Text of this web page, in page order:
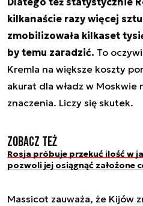
kilkanaście razy więcej
zmobilizowała kilkaset
by temu zaradzić. To
Kremla na większe koszty
akurat dla władz w Moskwie
znaczenia. Liczy się skutek.
Zobacz też
Rosja próbuje przekuć ilość w
pozwoli jej osiągnąć założone
Massicot zauważa, że Kijów